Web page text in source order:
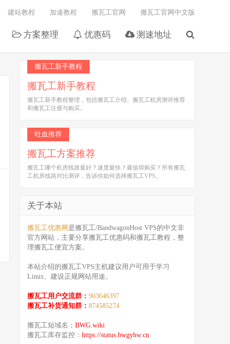
方案整理 优惠码 测速地址
建站教程 加速教程 搬瓦工官网 搬瓦工官网中文版
搬瓦工新手教程
搬瓦工新手教程
搬瓦工新手教程整理，包括搬瓦工介绍、搬瓦工机房测评推荐
和搬瓦工注册与购买。
吐血推荐
搬瓦工方案推荐
搬瓦工哪个机房线路最好？速度最快？最值得购买？所有搬瓦
工机房线路对比测评，告诉你如何选择搬瓦工VPS。
关于本站
搬瓦工优惠网 是搬瓦工/BandwagonHost VPS的中文非
官方网站，主要分享搬瓦工优惠码和搬瓦工教程，整
理搬瓦工便宜方案。
本站介绍的搬瓦工VPS主机建议用户可用于学习
Linux、建设正规网站用途。
搬瓦工用户交流群： 903646397
搬瓦工补货通知群： 874585274
搬瓦工短域名： BWG.wiki
搬瓦工库存监控： https://status.bwgyhw.cn